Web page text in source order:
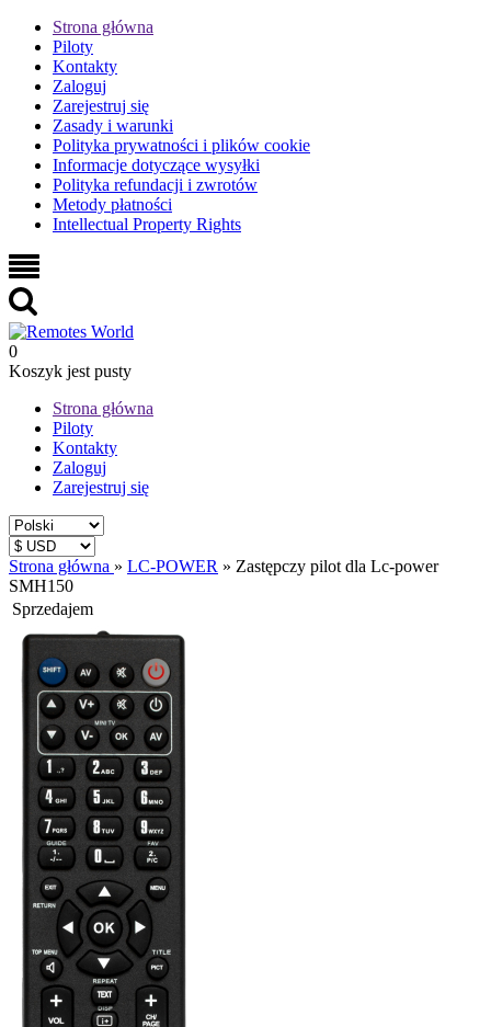
Strona główna
Piloty
Kontakty
Zaloguj
Zarejestruj się
Zasady i warunki
Polityka prywatności i plików cookie
Informacje dotyczące wysyłki
Polityka refundacji i zwrotów
Metody płatności
Intellectual Property Rights
0
Koszyk jest pusty
Strona główna
Piloty
Kontakty
Zaloguj
Zarejestruj się
Strona główna » LC-POWER » Zastępczy pilot dla Lc-power
SMH150
Sprzedajem